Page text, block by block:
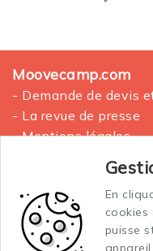
En
cookies
puisse
Moovecamp.com
- Demande de devis
- La revue de presse
- Mentions légales
La location des
Conditions générales
Conditions générales